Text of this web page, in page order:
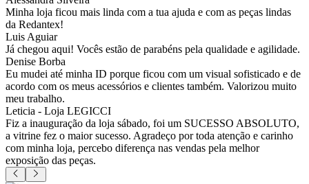
Minha loja ficou mais linda com a tua ajuda e com as peças lindas
da Redantex!
Luis Aguiar
Já chegou aqui! Vocês estão de parabéns pela qualidade e agilidade.
Denise Borba
Eu mudei até minha ID porque ficou com um visual sofisticado e de
acordo com os meus acessórios e clientes também. Valorizou muito
meu trabalho.
Leticia - Loja LEGICCI
Fiz a inauguração da loja sábado, foi um SUCESSO ABSOLUTO,
a vitrine fez o maior sucesso. Agradeço por toda atenção e carinho
com minha loja, percebo diferença nas vendas pela melhor
exposição das peças.